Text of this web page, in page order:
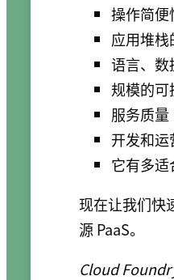
操作简便
应用堆栈
语言、数
规模的可
服务质量
开发和
它有多
现在让我们快
源 PaaS。
Cloud